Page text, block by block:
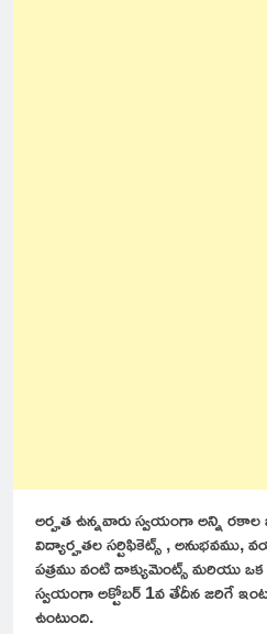
అర్హత ఉన్నవారు స్వయంగా అన్ని రకాల
విద్యార్హతల సర్టిఫికెట్స్ , అనుభవము,
పత్రము వంటి డాక్యుమెంట్స్ మరియు
స్వయంగా అక్టోబర్ 1వ తేదీన జరిగే
ఉంటుంది.